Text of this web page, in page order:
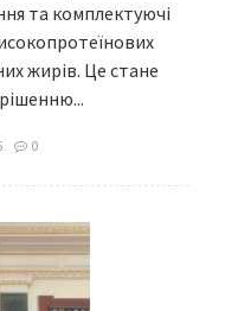
та комплектуючі
жирів. Це стане
0